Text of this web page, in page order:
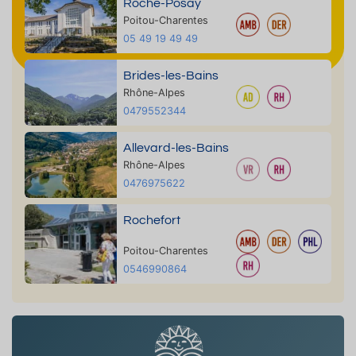
Roche-Posay
Poitou-Charentes
05 49 19 49 49
Brides-les-Bains
Rhône-Alpes
0479552344
Allevard-les-Bains
Rhône-Alpes
0476975622
Rochefort
Poitou-Charentes
0546990864